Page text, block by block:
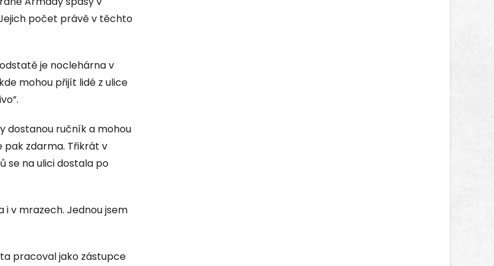
počet právě v těchto
je noclehárna v
mohou přijít lidé z ulice
dostanou ručník a mohou
pak zdarma. Třikrát v
se na ulici dostala po
i v mrazech. Jednou jsem
pracoval jako zástupce